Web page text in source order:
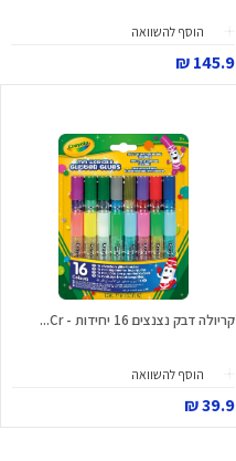
הוסף להשוואה
145.9 ₪
קריולה דבק נצנצים 16 יחידות - Cr...
הוסף להשוואה
39.9 ₪